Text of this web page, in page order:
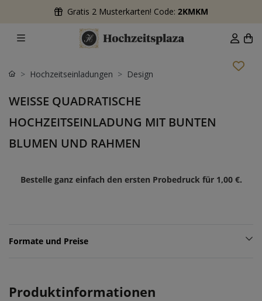
Gratis 2 Musterkarten! Code: 2KMKM
Hochzeitseinladungen Design
WEISSE QUADRATISCHE H
OCHZEITSEINLADUNG MIT BUNTEN B
LUMEN UND RAHMEN
Bestelle ganz einfach den ersten Probedruck für 1,00 €.
Formate und Preise
Produktinformationen